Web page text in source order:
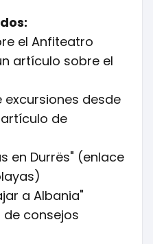
el Anfiteatro
artículo sobre el
excursiones desde
de
en Durrës" (enlace
a Albania"
consejos